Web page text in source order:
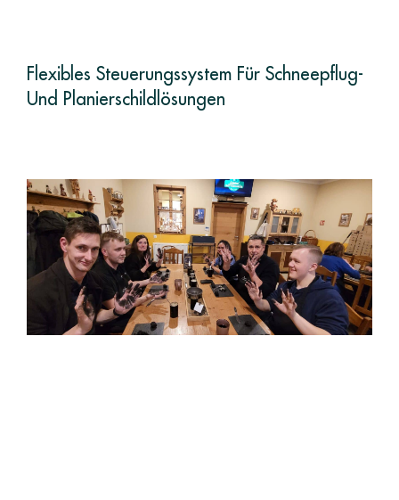
Flexibles Steuerungssystem Für Schneepflug-
Und Planierschildlösungen